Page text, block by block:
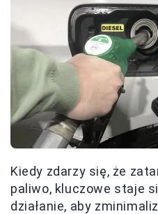
Kiedy zdarzy się, że
paliwo, kluczowe staje
działanie, aby